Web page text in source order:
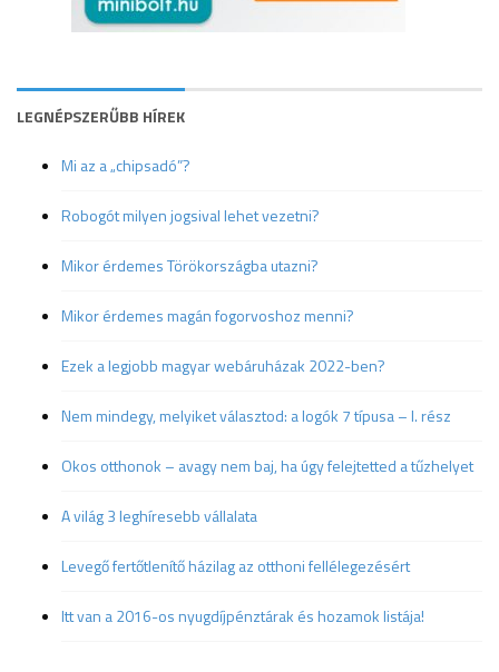
LEGNÉPSZERŰBB HÍREK
Mi az a „chipsadó”?
Robogót milyen jogsival lehet vezetni?
Mikor érdemes Törökországba utazni?
Mikor érdemes magán fogorvoshoz menni?
Ezek a legjobb magyar webáruházak 2022-ben?
Nem mindegy, melyiket választod: a logók 7 típusa – I. rész
Okos otthonok – avagy nem baj, ha úgy felejtetted a tűzhelyet
A világ 3 leghíresebb vállalata
Levegő fertőtlenítő házilag az otthoni fellélegezésért
Itt van a 2016-os nyugdíjpénztárak és hozamok listája!